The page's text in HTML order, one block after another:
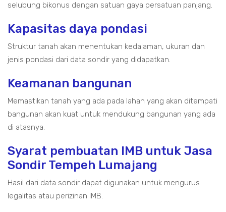
selubung bikonus dengan satuan gaya persatuan panjang.
Kapasitas daya pondasi
Struktur tanah akan menentukan kedalaman, ukuran dan
jenis pondasi dari data sondir yang didapatkan.
Keamanan bangunan
Memastikan tanah yang ada pada lahan yang akan ditempati
bangunan akan kuat untuk mendukung bangunan yang ada
di atasnya.
Syarat pembuatan IMB untuk Jasa
Sondir Tempeh Lumajang
Hasil dari data sondir dapat digunakan untuk mengurus
legalitas atau perizinan IMB.